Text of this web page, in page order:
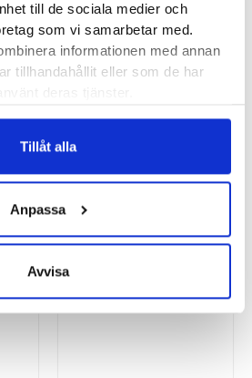
till de sociala medier och
som vi samarbetar med.
informationen med annan
tillhandahållit eller som de har
Tillåt alla
Anpassa
Avvisa
Merrell MTL Long Sky
2 Dam
1699kr